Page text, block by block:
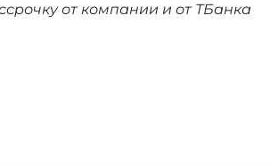
от компании и от ТБанка